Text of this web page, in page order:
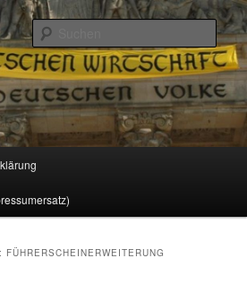
und Gesellschaft
FÜHRERSCHEINERWEITERUNG